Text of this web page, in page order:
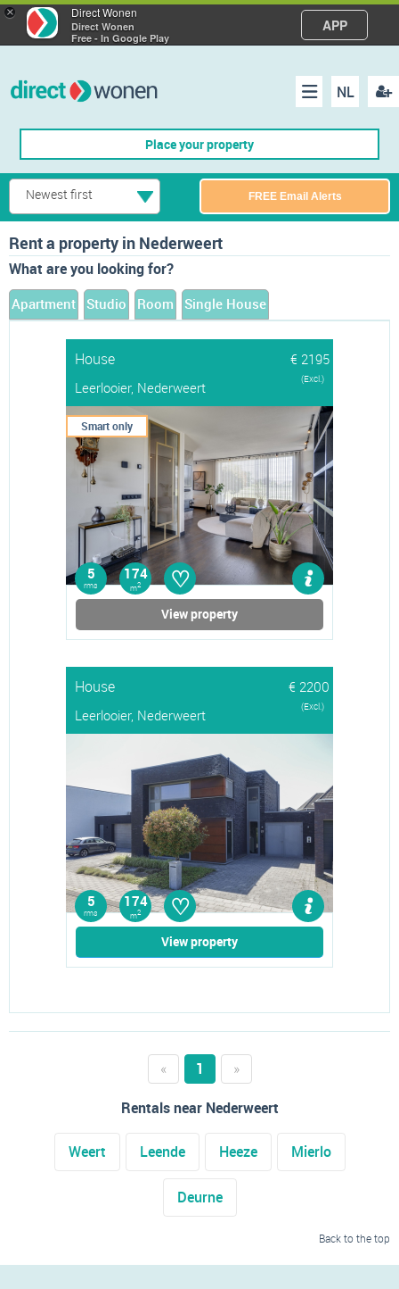
× Direct Wonen
Direct Wonen
Free - In Google Play
APP
NL
Menu
Place your property
Newest first FREE Email Alerts
Rent a property in Nederweert
What are you looking for?
Apartment Studio Room Single House
House
€ 2195
Leerlooier, Nederweert
(Excl.)
Smart only
5
rms
174
m2 ♡
View property
House
€ 2200
Leerlooier, Nederweert
(Excl.)
5
rms
174
m2 ♡
View property
« 1
»
Rentals near Nederweert
Weert Leende Heeze Mierlo
Deurne
Back to the top